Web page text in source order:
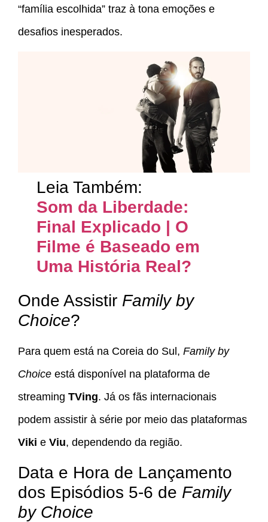
“família escolhida” traz à tona emoções e
desafios inesperados.
Leia Também:
Som da Liberdade:
Final Explicado | O
Filme é Baseado em
Uma História Real?
Onde Assistir Family by
Choice?
Para quem está na Coreia do Sul, Family by
Choice está disponível na plataforma de
streaming TVing. Já os fãs internacionais
podem assistir à série por meio das plataformas
Viki e Viu, dependendo da região.
Data e Hora de Lançamento
dos Episódios 5-6 de Family
by Choice